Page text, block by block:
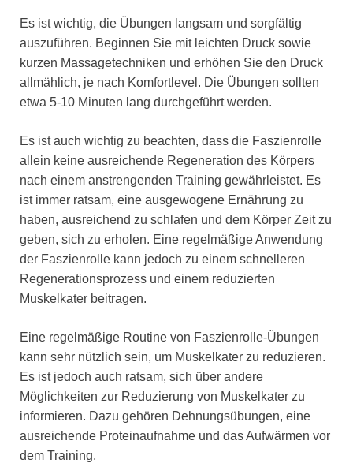
Es ist wichtig, die Übungen langsam und sorgfältig
auszuführen. Beginnen Sie mit leichten Druck sowie
kurzen Massagetechniken und erhöhen Sie den Druck
allmählich, je nach Komfortlevel. Die Übungen sollten
etwa 5-10 Minuten lang durchgeführt werden.
Es ist auch wichtig zu beachten, dass die Faszienrolle
allein keine ausreichende Regeneration des Körpers
nach einem anstrengenden Training gewährleistet. Es
ist immer ratsam, eine ausgewogene Ernährung zu
haben, ausreichend zu schlafen und dem Körper Zeit zu
geben, sich zu erholen. Eine regelmäßige Anwendung
der Faszienrolle kann jedoch zu einem schnelleren
Regenerationsprozess und einem reduzierten
Muskelkater beitragen.
Eine regelmäßige Routine von Faszienrolle-Übungen
kann sehr nützlich sein, um Muskelkater zu reduzieren.
Es ist jedoch auch ratsam, sich über andere
Möglichkeiten zur Reduzierung von Muskelkater zu
informieren. Dazu gehören Dehnungsübungen, eine
ausreichende Proteinaufnahme und das Aufwärmen vor
dem Training.